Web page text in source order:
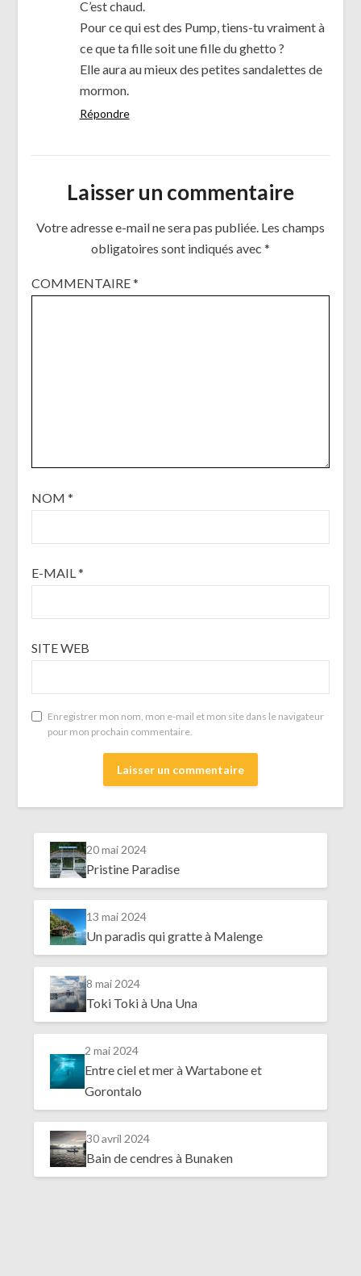
C’est chaud.
Pour ce qui est des Pump, tiens-tu vraiment à
ce que ta fille soit une fille du ghetto ?
Elle aura au mieux des petites sandalettes de
mormon.
Répondre
Laisser un commentaire
Votre adresse e-mail ne sera pas publiée. Les champs
obligatoires sont indiqués avec *
COMMENTAIRE*
NOM *
E-MAIL*
SITE WEB
Enregistrer mon nom, mon e-mail et mon site dans le navigateur
pour mon prochain commentaire.
20 mai 2024
Pristine Paradise
13 mai 2024
Un paradis qui gratte à Malenge
8 mai 2024
Toki Toki à Una Una
2 mai 2024
Entre ciel et mer à Wartabone et
Gorontalo
30 avril 2024
Bain de cendres à Bunaken